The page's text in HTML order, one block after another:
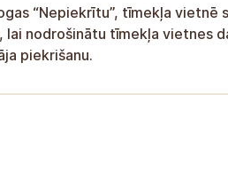
“Nepiekrītu”, tīmekļa vietnē
nodrošinātu tīmekļa vietnes
piekrišanu.